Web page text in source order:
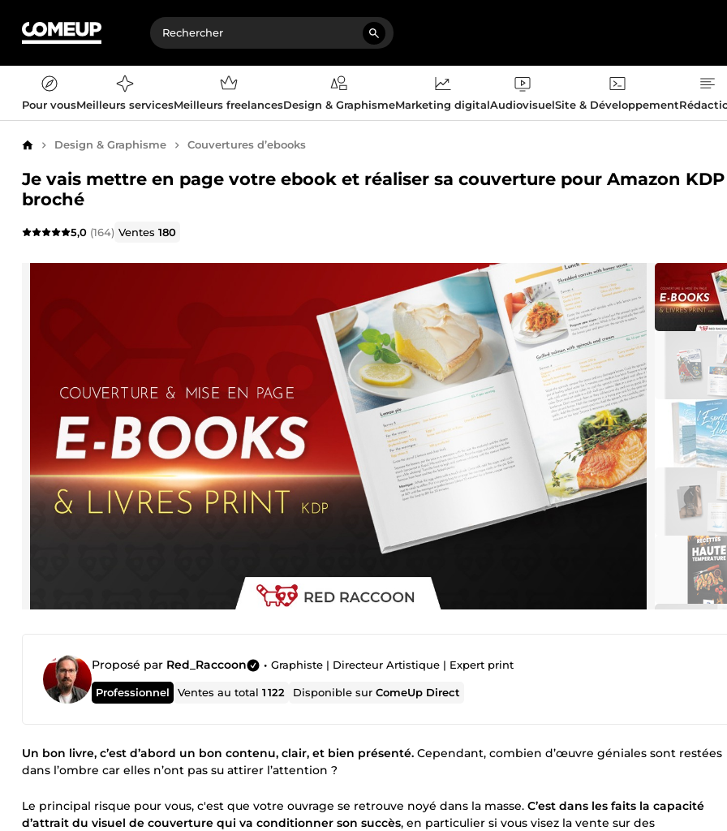
Pour vousMeilleurs servicesMeilleurs freelancesDesign & GraphismeMarketing digitalAudiovisuelSite & Développement
AccueilDesign & Graphisme Couvertures d’ebooks
Je vais mettre en page votre ebook et réaliser sa couverture pour Amazon KDP
broché
5,0 (164) Ventes180
Proposé par Red_Raccoon • Graphiste | Directeur Artistique | Expert print
Professionnel Ventes au total1 122 Disponible surComeUp Direct
Un bon livre, c’est d’abord un bon contenu, clair, et bien présenté. Cependant, combien d’œuvre géniales sont restées
dans l’ombre car elles n’ont pas su attirer l’attention ?
Le principal risque pour vous, c'est que votre ouvrage se retrouve noyé dans la masse. C’est dans les faits la capacité
d’attrait du visuel de couverture qui va conditionner son succès, en particulier si vous visez la vente sur des